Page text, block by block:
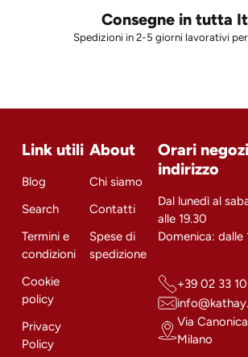
Consegne in tutta
Spedizioni in 2-5 giorni lavorativi
Link utili
Blog
Search
Termini e
condizioni
Cookie
policy
Privacy
Policy
About
Chi siamo
Contatti
Spese di
spedizione
Orari
indirizzo
Dal lunedì al
alle 19.30
Domenica: dalle
+39 02 33
Via
Milano